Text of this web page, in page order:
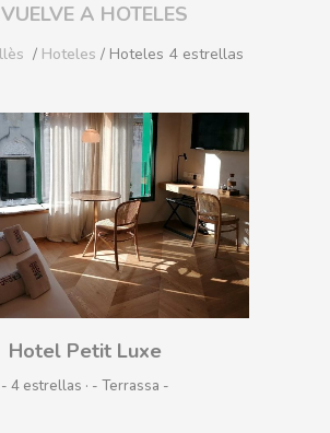
VUELVE A HOTELES
/ Hoteles / Hoteles 4 estrellas
Hotel Petit Luxe
- 4 estrellas · - Terrassa